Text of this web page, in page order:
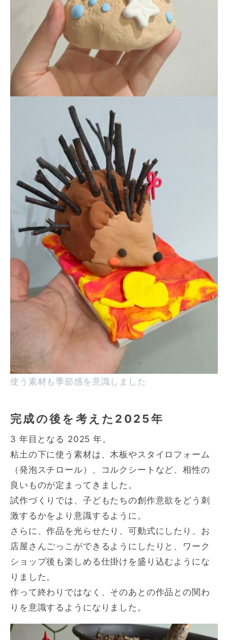
使う素材も季節感を意識しました
完成の後を考えた2025年
3 年目となる 2025 年。
粘土の下に使う素材は、木板やスタイロフォーム
（発泡スチロール）、コルクシートなど、相性の
良いものが定まってきました。
試作づくりでは、子どもたちの創作意欲をどう刺
激するかをより意識するように。
さらに、作品を光らせたり、可動式にしたり、お
店屋さんごっこができるようにしたりと、ワーク
ショップ後も楽しめる仕掛けを盛り込むようにな
りました。
作って終わりではなく、そのあとの作品との関わ
りを意識するようになりました。